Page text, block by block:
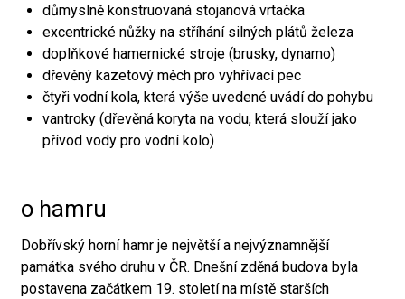
důmyslně konstruovaná stojanová vrtačka
excentrické nůžky na stříhání silných plátů železa
doplňkové hamernické stroje (brusky, dynamo)
dřevěný kazetový měch pro vyhřívací pec
čtyři vodní kola, která výše uvedené uvádí do pohybu
vantroky (dřevěná koryta na vodu, která slouží jako
přívod vody pro vodní kolo)
o hamru
Dobřívský horní hamr je největší a nejvýznamnější
památka svého druhu v ČR. Dnešní zděná budova byla
postavena začátkem 19. století na místě starších